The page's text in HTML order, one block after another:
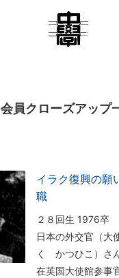
会員クローズアップ
イラク復興の願
職
２８回生 1976卒
日本の外交官（
く かつひこ）さ
在英国大使館参事